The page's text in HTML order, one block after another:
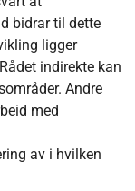
bidrar til dette
ligger
indirekte kan
Andre
med
av i hvilken